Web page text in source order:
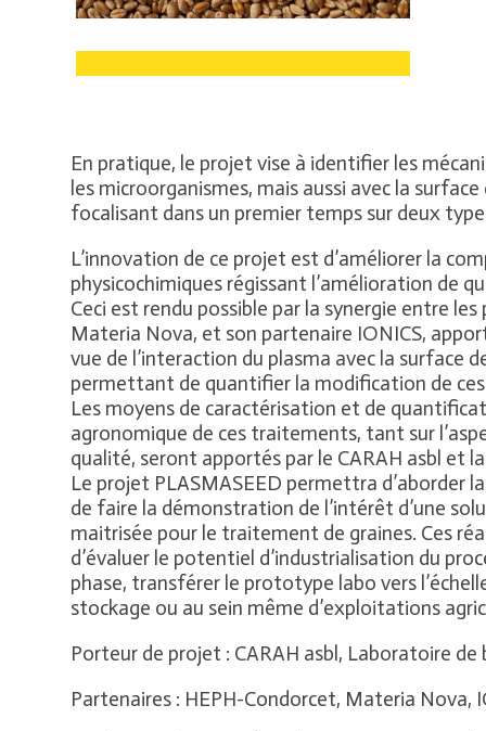
En pratique, le projet vise à identifier les
les microorganismes, mais aussi avec la
focalisant dans un premier temps sur deux
L’innovation de ce projet est d’améliorer la
physicochimiques régissant l’amélioration de
Ceci est rendu possible par la synergie entre les
Materia Nova, et son partenaire IONICS,
vue de l’interaction du plasma avec la surface
permettant de quantifier la modification de
Les moyens de caractérisation et de
agronomique de ces traitements, tant sur
qualité, seront apportés par le CARAH asbl et
Le projet PLASMASEED permettra d’aborder
de faire la démonstration de l’intérêt d’une
maitrisée pour le traitement de graines. Ces
d’évaluer le potentiel d’industrialisation du
phase, transférer le prototype labo vers
stockage ou au sein même d’exploitations
Porteur de projet : CARAH asbl, Laboratoire
Partenaires : HEPH-Condorcet, Materia Nova,